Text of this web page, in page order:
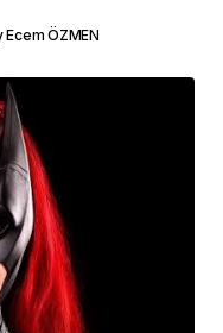
Ecem ÖZMEN